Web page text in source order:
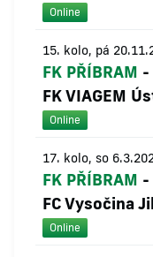
Online
15. kolo, pá
FK PŘÍBRAM -
FK VIAGEM
Online
17. kolo, so
FK PŘÍBRAM -
FC Vysočina
Online